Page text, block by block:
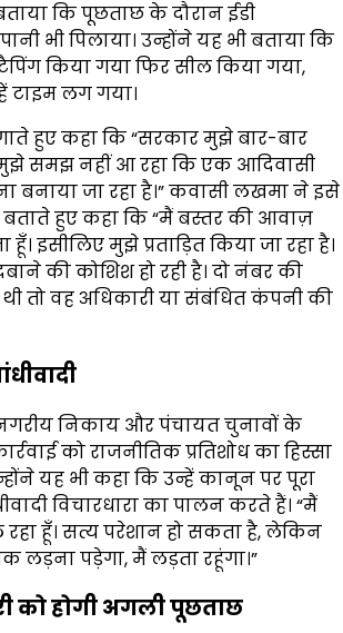
कि पूछताछ के दौरान ईडी
भी पिलाया। उन्होंने यह भी बताया कि
किया गया फिर सील किया गया,
टाइम लग गया।
हुए कहा कि “सरकार मुझे बार-बार
समझ नहीं आ रहा कि एक आदिवासी
बनाया जा रहा है।” कवासी लखमा ने इसे
हुए कहा कि “मैं बस्तर की आवाज़
इसीलिए मुझे प्रताड़ित किया जा रहा है।
की कोशिश हो रही है। दो नंबर की
तो वह अधिकारी या संबंधित कंपनी की
निकाय और पंचायत चुनावों के
को राजनीतिक प्रतिशोध का हिस्सा
यह भी कहा कि उन्हें कानून पर पूरा
विचारधारा का पालन करते हैं। “मैं
हूँ। सत्य परेशान हो सकता है, लेकिन
लड़ना पड़ेगा, मैं लड़ता रहूंगा।”
को होगी अगली पूछताछ